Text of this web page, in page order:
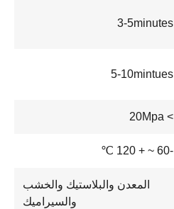
3-5minutes
5-10mintues
> 20Mpa
-60 ~ + 120 ℃
المعدن والبلاستيك والخشب
والسيراميك